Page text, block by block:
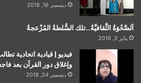
ديسمبر 16, 2018
اَلصَّحْوَةُ الثَّقافيَّةُ…تلك السُّلطةُ المُزْعجةُ
يناير 3, 2019
فيديو | قيادية اتحادية
وإغلاق دور القرآن بعد
ديسمبر 24, 2018